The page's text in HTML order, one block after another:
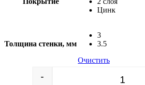
Цинк
Толщина стенки, мм
3
3.5
Очистить
Quantity
-